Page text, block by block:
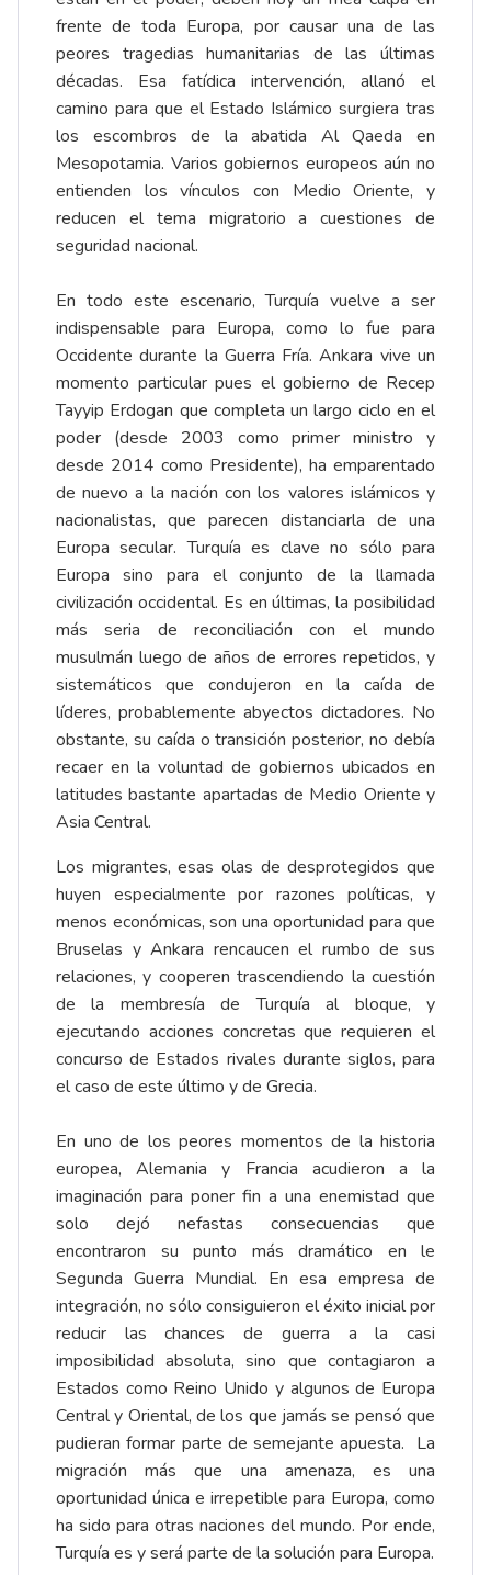
frente de toda Europa, por causar una de las
peores tragedias humanitarias de las últimas
décadas. Esa fatídica intervención, allanó el
camino para que el Estado Islámico surgiera tras
los escombros de la abatida Al Qaeda en
Mesopotamia. Varios gobiernos europeos aún no
entienden los vínculos con Medio Oriente, y
reducen el tema migratorio a cuestiones de
seguridad nacional.
En todo este escenario, Turquía vuelve a ser
indispensable para Europa, como lo fue para
Occidente durante la Guerra Fría. Ankara vive un
momento particular pues el gobierno de Recep
Tayyip Erdogan que completa un largo ciclo en el
poder (desde 2003 como primer ministro y
desde 2014 como Presidente), ha emparentado
de nuevo a la nación con los valores islámicos y
nacionalistas, que parecen distanciarla de una
Europa secular. Turquía es clave no sólo para
Europa sino para el conjunto de la llamada
civilización occidental. Es en últimas, la posibilidad
más seria de reconciliación con el mundo
musulmán luego de años de errores repetidos, y
sistemáticos que condujeron en la caída de
líderes, probablemente abyectos dictadores. No
obstante, su caída o transición posterior, no debía
recaer en la voluntad de gobiernos ubicados en
latitudes bastante apartadas de Medio Oriente y
Asia Central.
Los migrantes, esas olas de desprotegidos que
huyen especialmente por razones políticas, y
menos económicas, son una oportunidad para que
Bruselas y Ankara rencaucen el rumbo de sus
relaciones, y cooperen trascendiendo la cuestión
de la membresía de Turquía al bloque, y
ejecutando acciones concretas que requieren el
concurso de Estados rivales durante siglos, para
el caso de este último y de Grecia.
En uno de los peores momentos de la historia
europea, Alemania y Francia acudieron a la
imaginación para poner fin a una enemistad que
solo dejó nefastas consecuencias que
encontraron su punto más dramático en le
Segunda Guerra Mundial. En esa empresa de
integración, no sólo consiguieron el éxito inicial por
reducir las chances de guerra a la casi
imposibilidad absoluta, sino que contagiaron a
Estados como Reino Unido y algunos de Europa
Central y Oriental, de los que jamás se pensó que
pudieran formar parte de semejante apuesta. La
migración más que una amenaza, es una
oportunidad única e irrepetible para Europa, como
ha sido para otras naciones del mundo. Por ende,
Turquía es y será parte de la solución para Europa.